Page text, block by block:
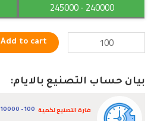
240000
- 245000
quantity
Add to cart
بيان حساب التصنيع بالايام:
فترة التصنيع لكمية 100 - 10000